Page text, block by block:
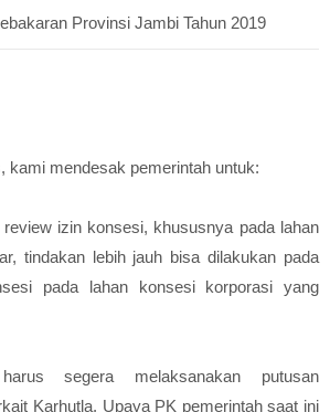
Provinsi Jambi Tahun 2019
kami mendesak pemerintah untuk:
izin konsesi, khususnya pada lahan
tindakan lebih jauh bisa dilakukan pada
pada lahan konsesi korporasi yang
segera melaksanakan putusan
Karhutla. Upaya PK pemerintah saat ini